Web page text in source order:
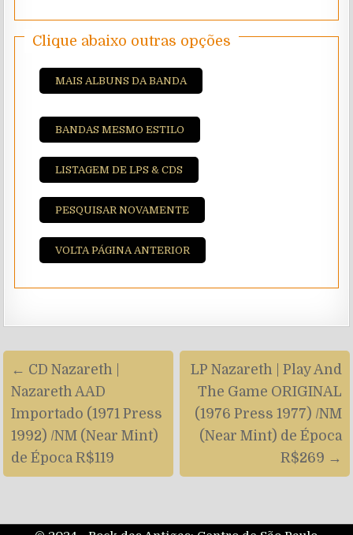
Clique abaixo outras opções
MAIS ALBUNS DA BANDA
BANDAS MESMO ESTILO
LISTAGEM DE LPS & CDS
PESQUISAR NOVAMENTE
VOLTA PÁGINA ANTERIOR
Navegação
de
artigos
LP Nazareth | Play And
The Game ORIGINAL
(1976 Press 1977) /NM
(Near Mint) de Época
R$269 →
← CD Nazareth |
Nazareth AAD
Importado (1971 Press
1992) /NM (Near Mint)
de Época R$119